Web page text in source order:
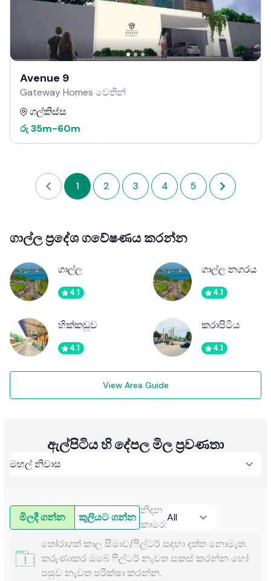
Avenue 9
Gateway Homes වෙතින්
ගල්කිස්ස
රු 35m-60m
1 2 3 4 5
ගාල්ල ප්‍රදේශ ගවේෂණය කරන්න
ගාල්ල
4.1
ගාල්ල නගරය
4.1
හික්කඩුව
4.1
කරාපිටිය
4.1
View Area Guide
ඇල්පිටිය හි දේපල මිල ප්‍රවණතා
මිලදී ගන්න කුලියට ගන්න
නිදන
කාමර:
තෝරාගත් කාල සීමාව/ෆිල්ටර් සඳහා දත්ත නොමැත.
කරුණාකර ඔබේ ෆිල්ටර් නැවත සකස් කරන්න හෝ
පසුව නැවත පරීක්ෂා කරන්න.